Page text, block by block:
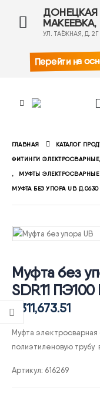
ДОНЕЦКАЯ
МАКЕЕВКА,
УЛ. ТАЁЖНАЯ, Д. 2Г
Перейти на
ГЛАВНАЯ КАТАЛОГ
ФИТИНГИ ЭЛЕКТРОСВАРНЫЕ,
, МУФТЫ ЭЛЕКТРОСВАРНЫЕ
МУФТА БЕЗ УПОРА UB Д.0630
Муфта без
SDR11 ПЭ100
₽ 311,673.51
Муфта электросварная
полиэтиленовую трубу
Артикул: 616269